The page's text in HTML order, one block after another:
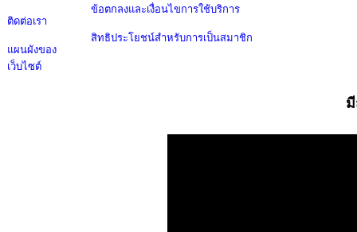
ติดต่อเรา
แผนผังของ
เว็บไซต์
ข้อตกลงและเงื่อนไขการใช้บริการ
สิทธิประโยชน์สำหรับการเป็นสมาชิก